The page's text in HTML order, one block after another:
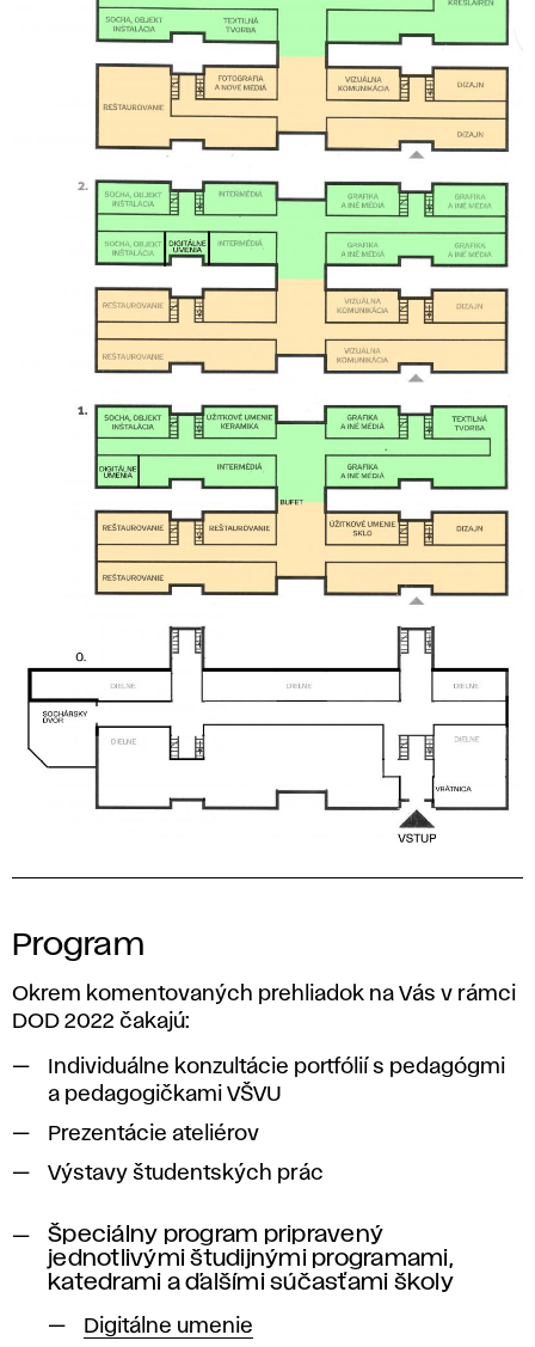
Program
Okrem komentovaných prehliadok na Vás v rámci
DOD 2022 čakajú:
Individuálne konzultácie portfólií s pedagógmi
a pedagogičkami VŠVU
Prezentácie ateliérov
Výstavy študentských prác
Špeciálny program pripravený
jednotlivými študijnými programami,
katedrami a ďalšími súčasťami školy
Digitálne umenie